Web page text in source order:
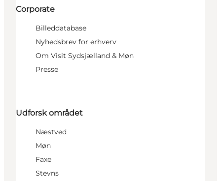
Corporate
Billeddatabase
Nyhedsbrev for erhverv
Om Visit Sydsjælland & Møn
Presse
Udforsk området
Næstved
Møn
Faxe
Stevns